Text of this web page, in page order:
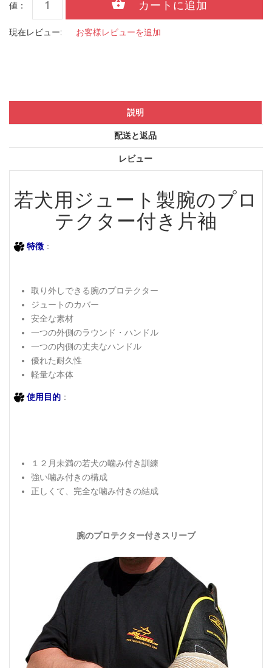
値：
現在レビュー: お客様レビューを追加
説明
配送と返品
レビュー
若犬用ジュート製腕のプロ
テクター付き片袖
特徴 ：
取り外しできる腕のプロテクター
ジュートのカバー
安全な素材
一つの外側のラウンド・ハンドル
一つの内側の丈夫なハンドル
優れた耐久性
軽量な本体
使用目的 ：
１２月未満の若犬の噛み付き訓練
強い噛み付きの構成
正しくて、完全な噛み付きの結成
腕のプロテクター付きスリーブ